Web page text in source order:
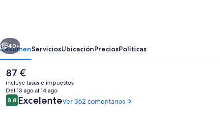
Siguiente
40+
ResumenServiciosUbicaciónPreciosPolíticas
El
precio
actual
es
de
87 €
incluye tasas e impuestos
Del 13 ago al 14 ago
Comentarios
8,88,8 de 10
ExcelenteVer 362 comentarios